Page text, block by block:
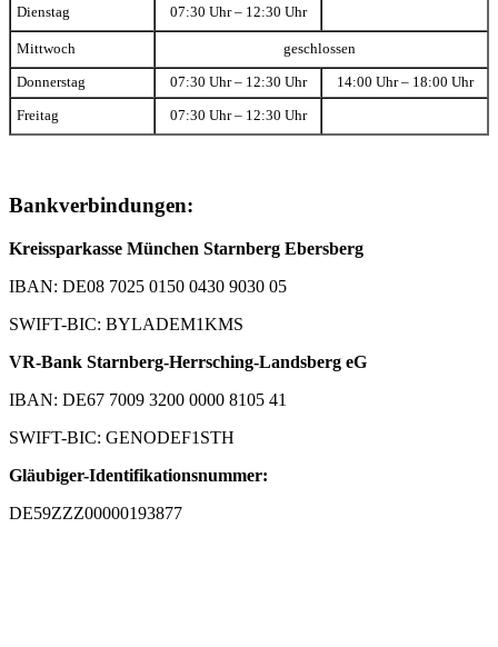
Dienstag 07:30 Uhr – 12:30 Uhr
Mittwoch geschlossen
Donnerstag 07:30 Uhr – 12:30 Uhr 14:00 Uhr – 18:00 Uhr
Freitag 07:30 Uhr – 12:30 Uhr
Bankverbindungen:
Kreissparkasse München Starnberg Ebersberg
IBAN: DE08 7025 0150 0430 9030 05
SWIFT-BIC: BYLADEM1KMS
VR-Bank Starnberg-Herrsching-Landsberg eG
IBAN: DE67 7009 3200 0000 8105 41
SWIFT-BIC: GENODEF1STH
Gläubiger-Identifikationsnummer:
DE59ZZZ00000193877